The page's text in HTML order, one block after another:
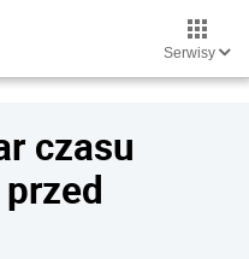
Serwisy
czasu